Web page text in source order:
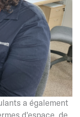
a également
d'espace, de